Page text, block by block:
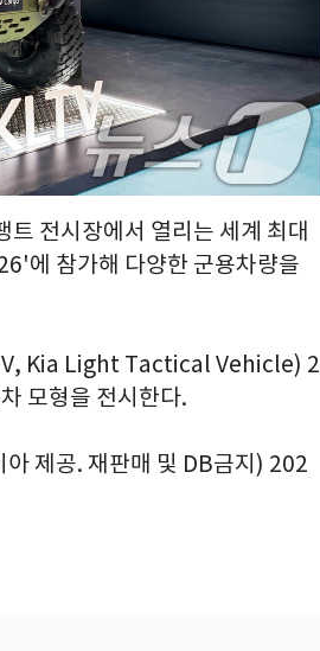
전시장에서 열리는 세계 최대
에 참가해 다양한 군용차량을
Kia Light Tactical Vehicle) 2
모형을 전시한다.
제공. 재판매 및 DB금지) 202